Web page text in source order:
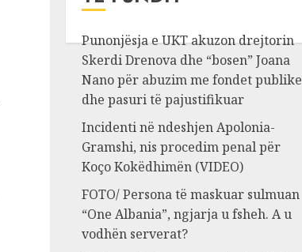
Punonjësja e UKT akuzon drejtorin
Skerdi Drenova dhe “bosen” Joana
Nano për abuzim me fondet publike
dhe pasuri të pajustifikuar
Incidenti në ndeshjen Apolonia-
Gramshi, nis procedim penal për
Koço Kokëdhimën (VIDEO)
FOTO/ Persona të maskuar sulmuan
“One Albania”, ngjarja u fsheh. A u
vodhën serverat?